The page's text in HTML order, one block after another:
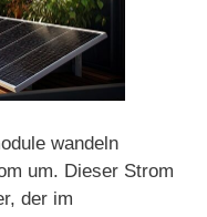
wandeln
um. Dieser Strom
der im